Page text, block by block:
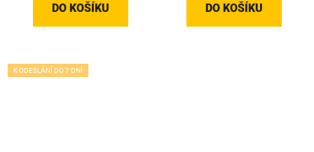
DO KOŠÍKU DO KOŠÍKU
K ODESLÁNÍ DO 7 DNÍ